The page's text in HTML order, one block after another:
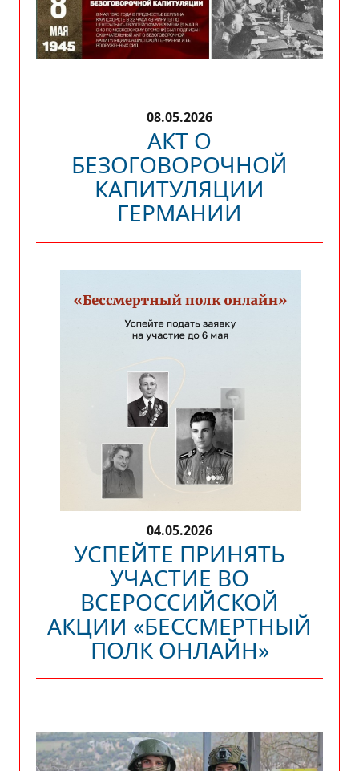
08.05.2026
АКТ О
БЕЗОГОВОРОЧНОЙ
КАПИТУЛЯЦИИ
ГЕРМАНИИ
04.05.2026
УСПЕЙТЕ ПРИНЯТЬ
УЧАСТИЕ ВО
ВСЕРОССИЙСКОЙ
АКЦИИ «БЕССМЕРТНЫЙ
ПОЛК ОНЛАЙН»